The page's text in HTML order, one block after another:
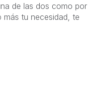
de las dos como por
más tu necesidad, te